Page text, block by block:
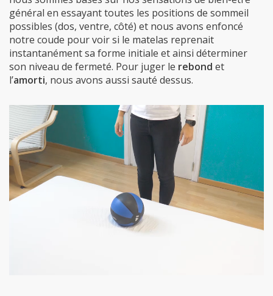
général en essayant toutes les positions de sommeil
possibles (dos, ventre, côté) et nous avons enfoncé
notre coude pour voir si le matelas reprenait
instantanément sa forme initiale et ainsi déterminer
son niveau de fermeté. Pour juger le rebond et
l’amorti, nous avons aussi sauté dessus.